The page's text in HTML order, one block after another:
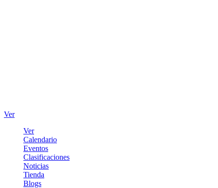
Ver
Ver
Calendario
Eventos
Clasificaciones
Noticias
Tienda
Blogs